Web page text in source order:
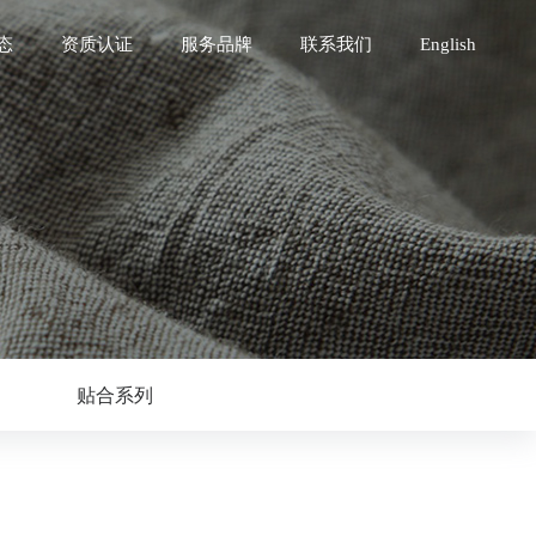
资质认证 服务品牌 联系我们 English
贴合系列